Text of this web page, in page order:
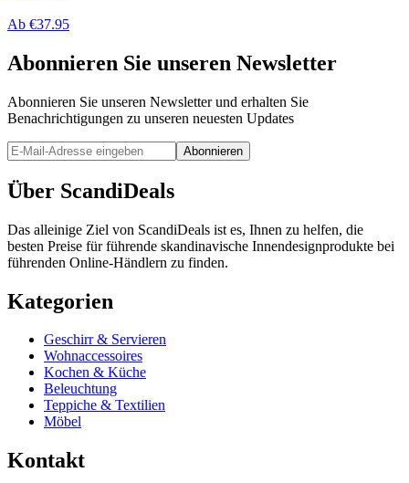
Ab €37.95
Abonnieren Sie unseren Newsletter
Abonnieren Sie unseren Newsletter und erhalten Sie
Benachrichtigungen zu unseren neuesten Updates
Abonnieren
Über ScandiDeals
Das alleinige Ziel von ScandiDeals ist es, Ihnen zu helfen, die
besten Preise für führende skandinavische Innendesignprodukte bei
führenden Online-Händlern zu finden.
Kategorien
Geschirr & Servieren
Wohnaccessoires
Kochen & Küche
Beleuchtung
Teppiche & Textilien
Möbel
Kontakt